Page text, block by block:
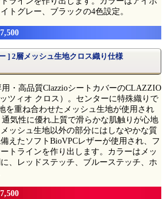
トグレー、ブラックの4色設定。
] 2層メッシュ生地クロス織り仕様
・高品質ClazzioシートカバーのCLAZZIO
ツィオ クロス）。センターに特殊織りで
を重ね合わせたメッシュ生地が使用され
気性に優れ上質で滑らかな肌触りが心地
ッシュ生地以外の部分にはしなやかな質
えたソフトBioVPCレザーが使用され、フ
トラインを作り出します。カラーはメッ
、レッドステッチ、ブルーステッチ、ホ